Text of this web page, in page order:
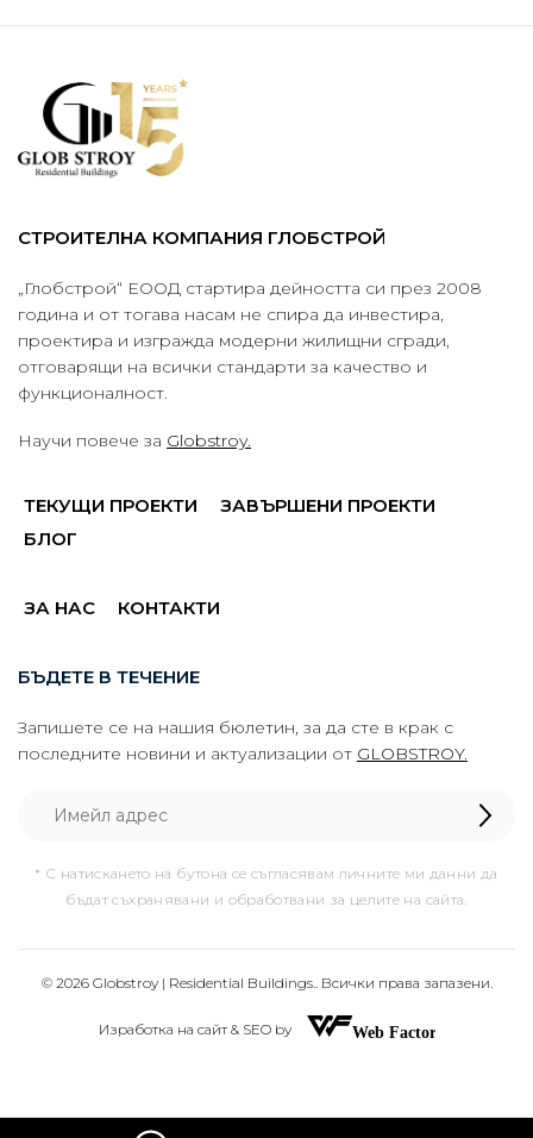
СТРОИТЕЛНА КОМПАНИЯ ГЛОБСТРОЙ
„Глобстрой“ ЕООД стартира дейността си през 2008
година и от тогава насам не спира да инвестира,
проектира и изгражда модерни жилищни сгради,
отговарящи на всички стандарти за качество и
функционалност.
Научи повече за Globstroy.
ТЕКУЩИ ПРОЕКТИ
ЗАВЪРШЕНИ ПРОЕКТИ
БЛОГ
ЗА НАС КОНТАКТИ
БЪДЕТЕ В ТЕЧЕНИЕ
Запишете се на нашия бюлетин, за да сте в крак с
последните новини и актуализации от GLOBSTROY.
* С натискането на бутона се съгласявам личните ми данни да
бъдат съхранявани и обработвани за целите на сайта.
© 2026 Globstroy | Residential Buildings.. Всички права запазени.
Изработка на сайт & SEO by